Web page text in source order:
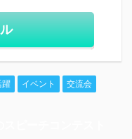
イベント
交流会